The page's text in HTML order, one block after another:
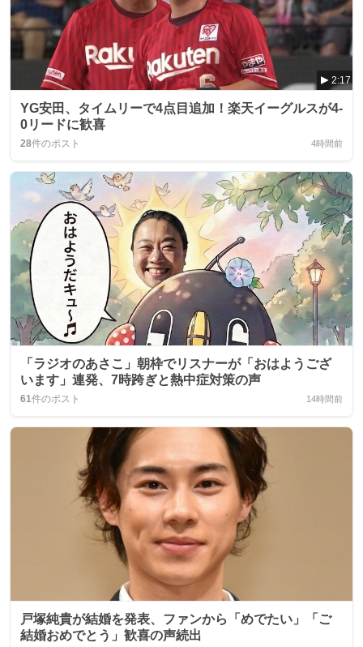
2:17
YG安田、タイムリーで4点目追加！楽天イーグルスが4-
0リードに歓喜
28件のポスト 4時間前
「ラジオのあさこ」朝枠でリスナーが「おはようござ
います」連発、7時跨ぎと熱中症対策の声
61件のポスト 14時間前
戸塚純貴が結婚を発表、ファンから「めでたい」「ご
結婚おめでとう」歓喜の声続出